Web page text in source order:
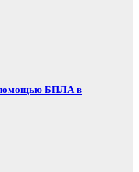
помощью БПЛА в